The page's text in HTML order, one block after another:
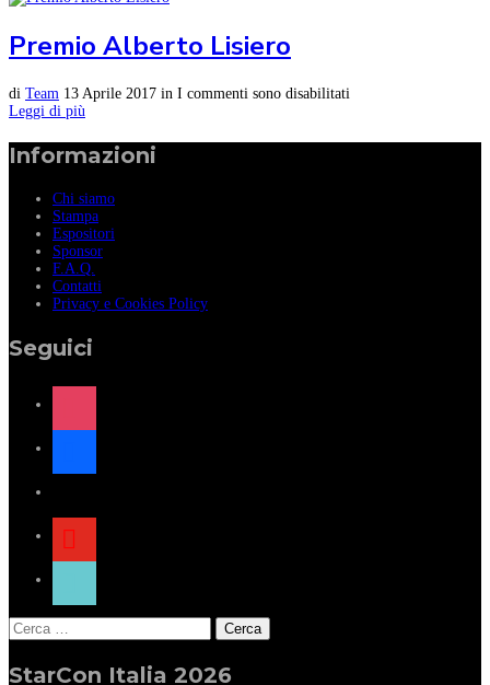
Premio Alberto Lisiero
di Team 13 Aprile 2017 in I commenti sono disabilitati
Leggi di più
Informazioni
Chi siamo
Stampa
Espositori
Sponsor
F.A.Q.
Contatti
Privacy e Cookies Policy
Seguici
instagram
facebook
x
youtube
tiktok
Ricerca
per:
StarCon Italia 2026